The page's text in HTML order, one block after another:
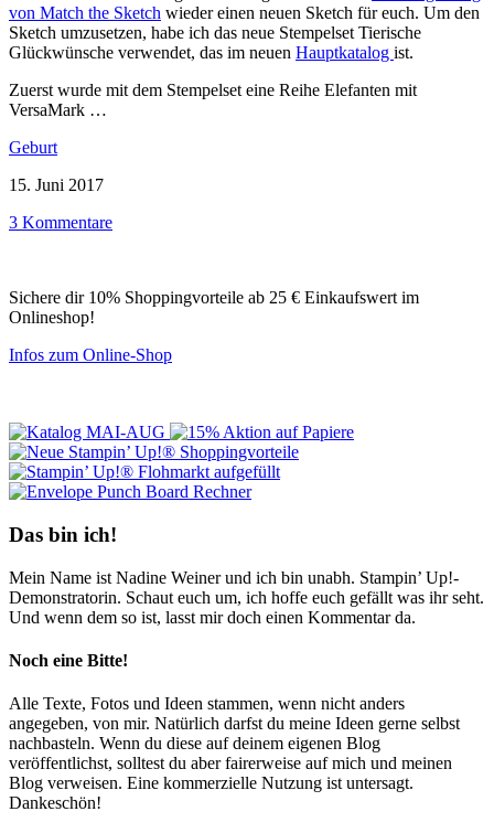
von Match the Sketch wieder einen neuen Sketch für euch. Um den
Sketch umzusetzen, habe ich das neue Stempelset Tierische
Glückwünsche verwendet, das im neuen Hauptkatalog ist.
Zuerst wurde mit dem Stempelset eine Reihe Elefanten mit
VersaMark …
Geburt
15. Juni 2017
3 Kommentare
Sichere dir 10% Shoppingvorteile ab 25 € Einkaufswert im
Onlineshop!
Infos zum Online-Shop
Das bin ich!
Mein Name ist Nadine Weiner und ich bin unabh. Stampin’ Up!-
Demonstratorin. Schaut euch um, ich hoffe euch gefällt was ihr seht.
Und wenn dem so ist, lasst mir doch einen Kommentar da.
Noch eine Bitte!
Alle Texte, Fotos und Ideen stammen, wenn nicht anders
angegeben, von mir. Natürlich darfst du meine Ideen gerne selbst
nachbasteln. Wenn du diese auf deinem eigenen Blog
veröffentlichst, solltest du aber fairerweise auf mich und meinen
Blog verweisen. Eine kommerzielle Nutzung ist untersagt.
Dankeschön!